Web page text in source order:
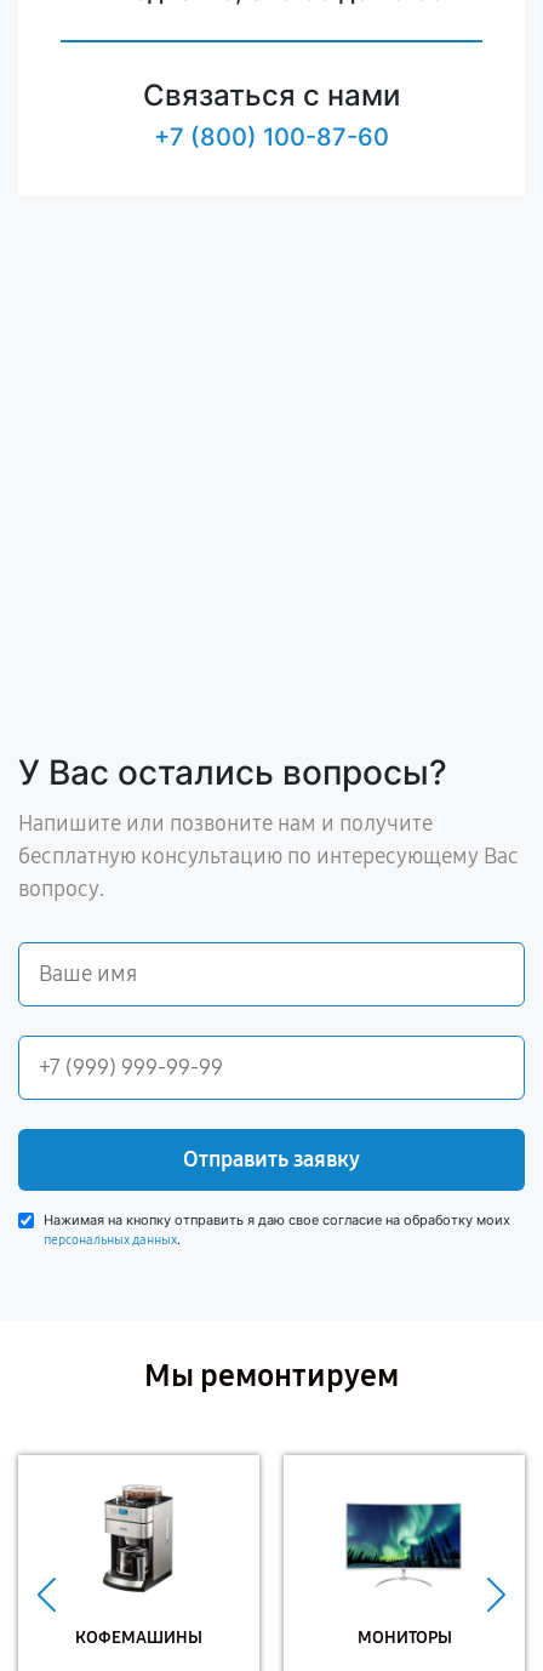
Связаться с нами
+7 (800) 100-87-60
У Вас остались вопросы?
Напишите или позвоните нам и получите
бесплатную консультацию по интересующему Вас
вопросу.
Отправить заявку
Нажимая на кнопку отправить я даю свое согласие на обработку моих
персональных данных.
Мы ремонтируем
КОФЕМАШИНЫ МОНИТОРЫ